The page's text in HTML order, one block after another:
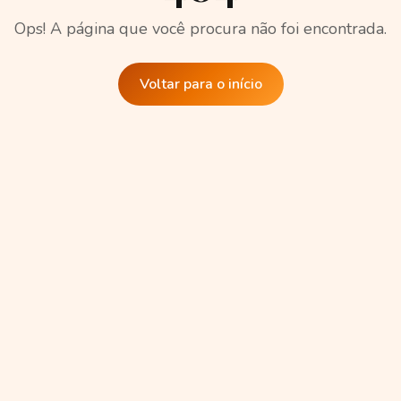
Ops! A página que você procura não foi encontrada.
Voltar para o início